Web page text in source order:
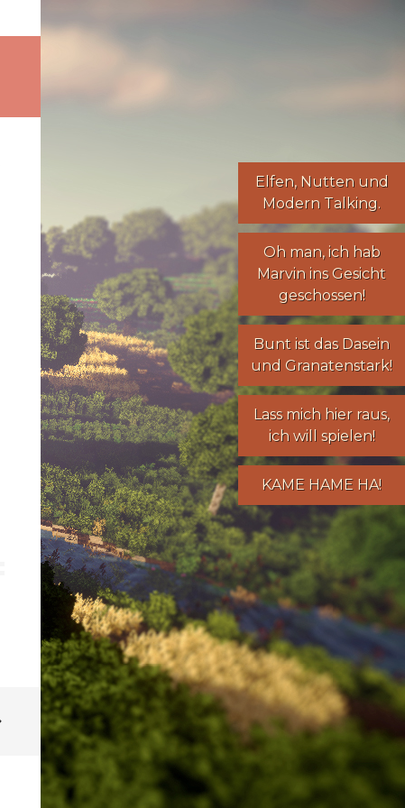
Elfen, Nuttenund
Modern Talking.
Oh man, ich hab
Marvin ins Gesicht
geschossen!
Bunt ist das Dasein
und Granatenstark!
Lass mich hier raus,
ich will spielen!
KAME HAME HA!